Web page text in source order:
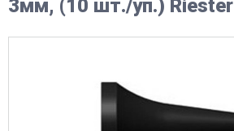
3мм, (10 шт./уп.) Riester